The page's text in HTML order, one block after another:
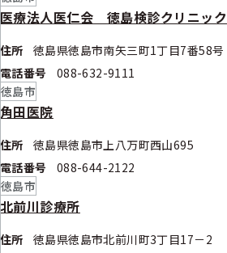
医療法人医仁会 徳島検診クリニック
住所
徳島県徳島市南矢三町1丁目7番58号
電話番号
088-632-9111
徳島市
角田医院
住所
徳島県徳島市上八万町西山695
電話番号
088-644-2122
徳島市
北前川診療所
住所
徳島県徳島市北前川町3丁目17－2